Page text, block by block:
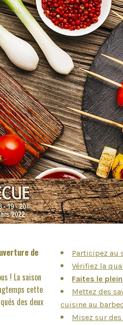
de
! La saison
cette
des deux
Participez au
Vérifiez la
Faites le
Mettez des
cuisine au
Misez sur